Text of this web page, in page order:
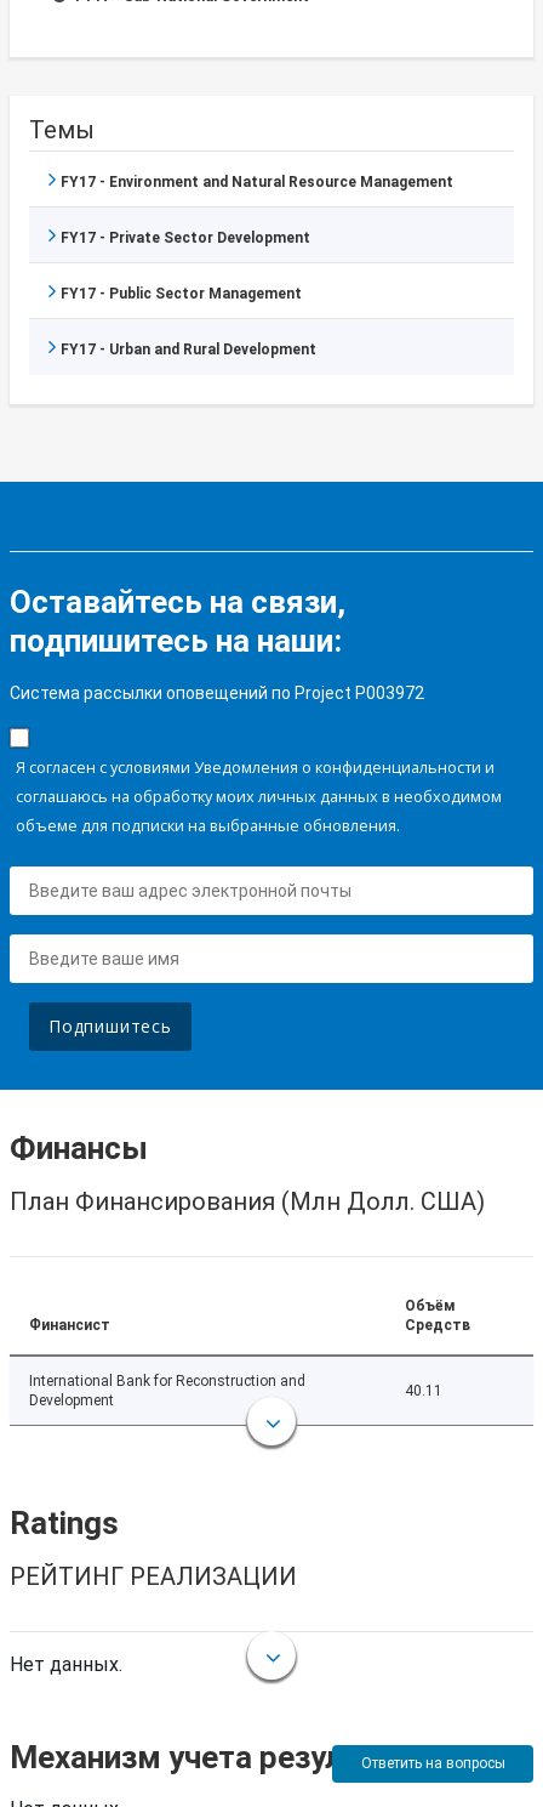
Темы
FY17 - Environment and Natural Resource Management
FY17 - Private Sector Development
FY17 - Public Sector Management
FY17 - Urban and Rural Development
Оставайтесь на связи,
подпишитесь на наши:
Система рассылки оповещений по Project P003972
Я согласен с условиями Уведомления о конфиденциальности и
соглашаюсь на обработку моих личных данных в необходимом
объеме для подписки на выбранные обновления.
Подпишитесь
Финансы
План Финансирования (Млн Долл. США)
Финансист
Объём
Средств
International Bank for Reconstruction and
Development
40.11
Ratings
РЕЙТИНГ РЕАЛИЗАЦИИ
Нет данных.
Механизм учета результатов
Ответить на вопросы